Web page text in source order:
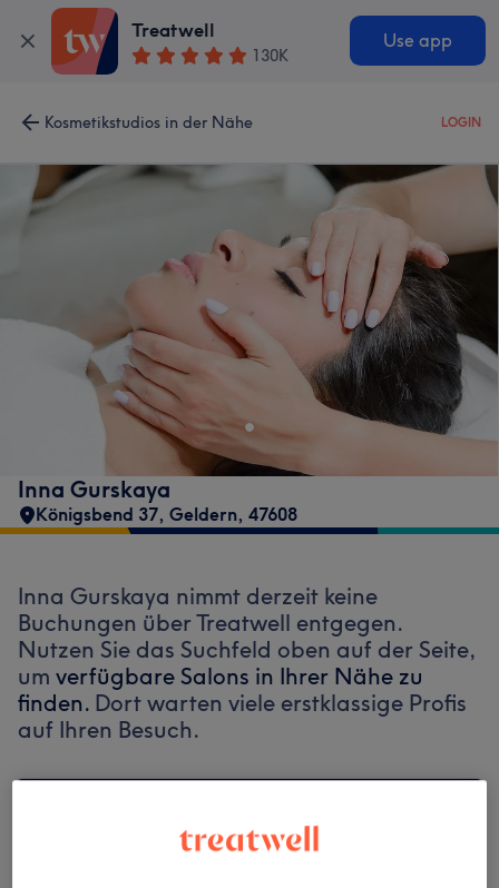
Treatwell
130K
Use app
Kosmetikstudios in der Nähe LOGIN
Inna Gurskaya
Königsbend 37, Geldern, 47608
Inna Gurskaya nimmt derzeit keine
Buchungen über Treatwell entgegen.
Nutzen Sie das Suchfeld oben auf der Seite,
um verfügbare Salons in Ihrer Nähe zu
finden. Dort warten viele erstklassige Profis
auf Ihren Besuch.